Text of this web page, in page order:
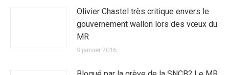
Olivier Chastel très critique envers le
gouvernement wallon lors des vœux du
MR
9 janvier 2016